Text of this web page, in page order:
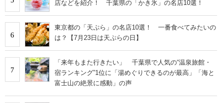
店などを紹介！ 千葉県の「かき氷」の名店10選！
6
東京都の「天ぷら」の名店10選！ 一番食べてみたいの
は？【7月23日は天ぷらの日】
7
「来年もまた行きたい」 千葉県で人気の“温泉旅館・
宿ランキング”1位に「湯めぐりできるのが最高」「海と
富士山の絶景に感動」の声